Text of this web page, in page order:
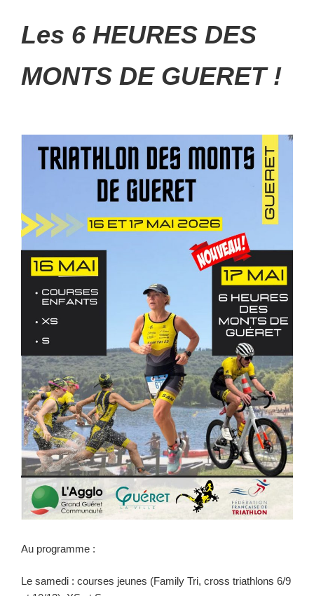
Les 6 HEURES DES
MONTS DE GUERET !
Au programme :
Le samedi : courses jeunes (Family Tri, cross triathlons 6/9